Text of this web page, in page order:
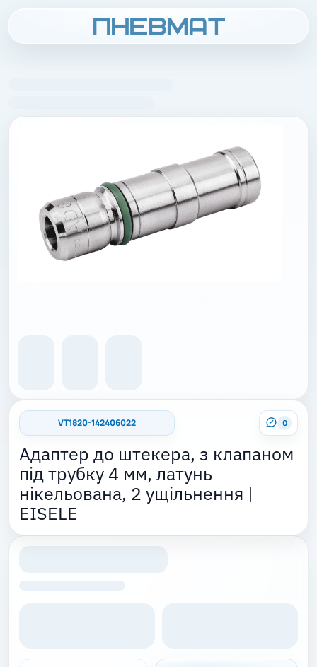
0
VT1820-142406022
Адаптер до штекера, з клапаном
під трубку 4 мм, латунь
нікельована, 2 ущільнення |
EISELE